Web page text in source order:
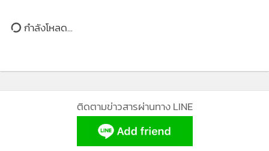
ปัจจุบัน เอนี่เพย์ให้บริการระบบรับชำระเงินอิเล็กทรอนิกส์ที่
ชำระเงินที่สะดวก ปลอดภัย และมีประสิทธิภาพแก่ทุกภาคธุรกิจ
กำลังโหลด...
ติดตามข่าวสารผ่านทาง LINE